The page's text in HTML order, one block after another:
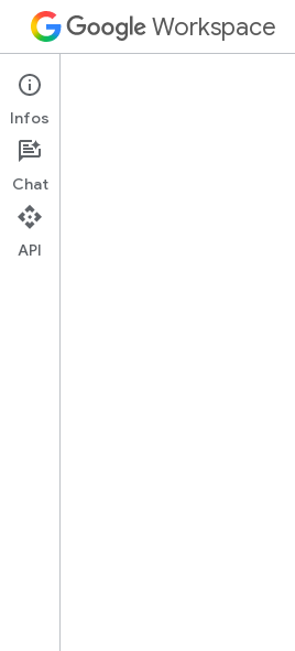
Workspace
Google Slides
Aperçu
Infos
Chat
API